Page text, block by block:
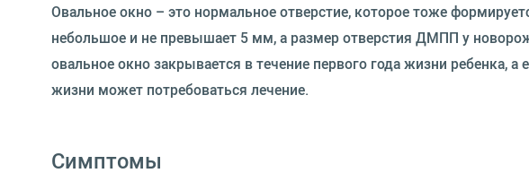
Овальное окно – это нормальное отверстие, которое тоже
небольшое и не превышает 5 мм, а размер отверстия ДМПП у
овальное окно закрывается в течение первого года жизни ребенка,
жизни может потребоваться лечение.
Симптомы